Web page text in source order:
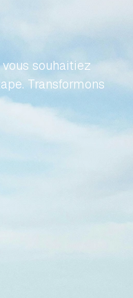
souhaitiez
Transformons